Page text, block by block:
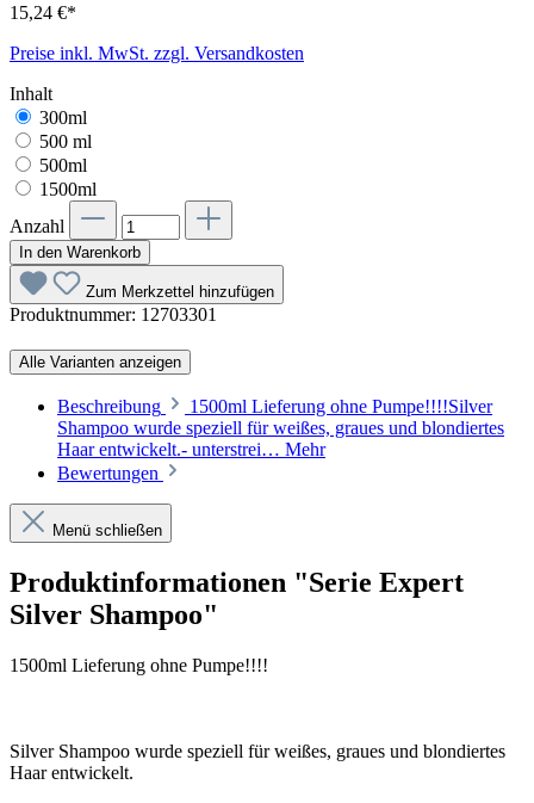
15,24 €*
Preise inkl. MwSt. zzgl. Versandkosten
Inhalt
300ml
500 ml
500ml
1500ml
Anzahl
In den Warenkorb
Zum Merkzettel hinzufügen
Produktnummer: 12703301
Alle Varianten anzeigen
Beschreibung
1500ml Lieferung ohne Pumpe!!!!Silver
Shampoo wurde speziell für weißes, graues und blondiertes
Haar entwickelt.- unterstrei… Mehr
Bewertungen
Menü schließen
Produktinformationen "Serie Expert
Silver Shampoo"
1500ml Lieferung ohne Pumpe!!!!
Silver Shampoo wurde speziell für weißes, graues und blondiertes
Haar entwickelt.